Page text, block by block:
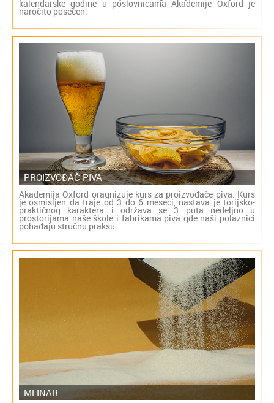
kalendarske godine u poslovnicama Akademije Oxford je
naročito posećen.
PROIZVOĐAČ PIVA
Akademija Oxford oragnizuje kurs za proizvođače piva. Kurs
je osmisljen da traje od 3 do 6 meseci, nastava je torijsko-
praktičnog karaktera i održava se 3 puta nedeljno u
prostorijama naše škole i fabrikama piva gde naši polaznici
pohađaju stručnu praksu.
MLINAR